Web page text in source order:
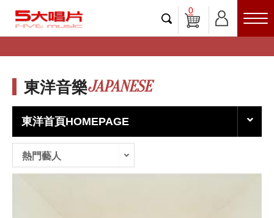
0
東洋音樂JAPANESE
東洋首頁HOMEPAGE
熱門藝人